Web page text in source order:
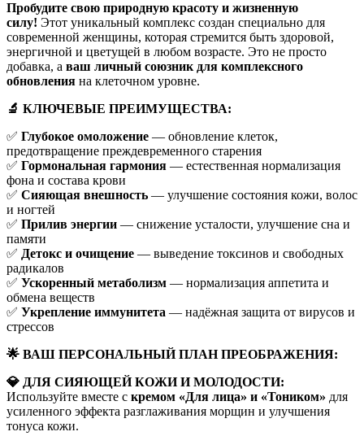
Пробудите свою природную красоту и жизненную
силу! Этот уникальный комплекс создан специально для
современной женщины, которая стремится быть здоровой,
энергичной и цветущей в любом возрасте. Это не просто
добавка, а ваш личный союзник для комплексного
обновления на клеточном уровне.
🔬 КЛЮЧЕВЫЕ ПРЕИМУЩЕСТВА:
✅ Глубокое омоложение — обновление клеток,
предотвращение преждевременного старения
✅ Гормональная гармония — естественная нормализация
фона и состава крови
✅ Сияющая внешность — улучшение состояния кожи, волос
и ногтей
✅ Прилив энергии — снижение усталости, улучшение сна и
памяти
✅ Детокс и очищение — выведение токсинов и свободных
радикалов
✅ Ускоренный метаболизм — нормализация аппетита и
обмена веществ
✅ Укрепление иммунитета — надёжная защита от вирусов и
стрессов
🌟 ВАШ ПЕРСОНАЛЬНЫЙ ПЛАН ПРЕОБРАЖЕНИЯ:
💎 ДЛЯ СИЯЮЩЕЙ КОЖИ И МОЛОДОСТИ:
Используйте вместе с кремом «Для лица» и «Тоником» для
усиленного эффекта разглаживания морщин и улучшения
тонуса кожи.